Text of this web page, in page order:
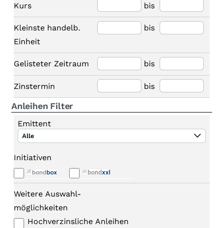
Kurs bis
Kleinste handelb.
Einheit
bis
Gelisteter Zeitraum bis
Zinstermin bis
Anleihen Filter
Emittent
Alle
Initiativen
Weitere Auswahl-
möglichkeiten
Hochverzinsliche Anleihen